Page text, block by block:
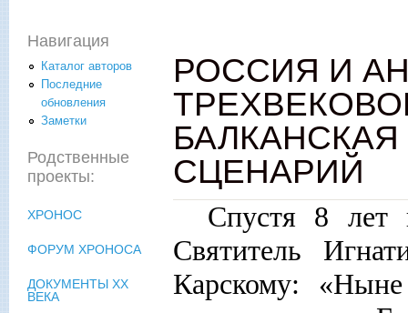
РОССИЯ И
СЦЕНАРИЙ
Спустя 8 лет
Святитель
Карскому:
Навигация
Каталог авторов
Последние
обновления
Заметки
Родственные
проекты:
ХРОНОС
ФОРУМ ХРОНОСА
ДОКУМЕНТЫ XX
ВЕКА